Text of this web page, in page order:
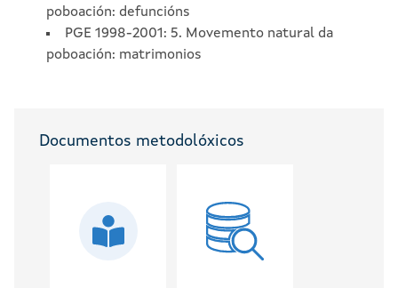
poboación: defuncións
PGE 1998-2001: 5. Movemento natural da
poboación: matrimonios
Documentos metodolóxicos